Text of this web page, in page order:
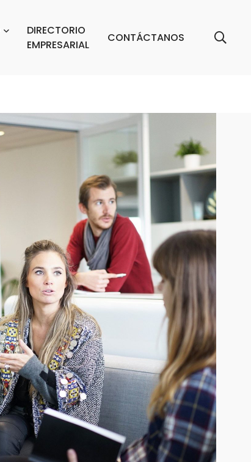
DIRECTORIO
EMPRESARIAL
CONTÁCTANOS